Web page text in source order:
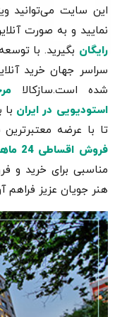
این سایت می‌توانید
نمایید و به صورت
رایگان بگیرید. با
سراسر جهان خرید
شده است.سازکالا
استودیویی در ایران
تا با عرضه
فروش اقساطی 24 ماهه با سقف نامحدود
مناسبی برای خرید و
هنر جویان عزیز فراهم